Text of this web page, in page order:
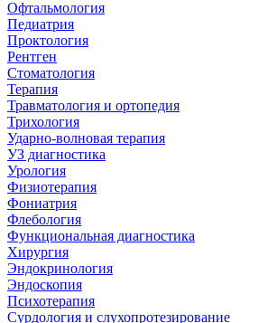
Офтальмология
Педиатрия
Проктология
Рентген
Стоматология
Терапия
Травматология и ортопедия
Трихология
Ударно-волновая терапия
УЗ диагностика
Урология
Физиотерапия
Фониатрия
Флебология
Функциональная диагностика
Хирургия
Эндокринология
Эндоскопия
Психотерапия
Сурдология и слухопротезирование